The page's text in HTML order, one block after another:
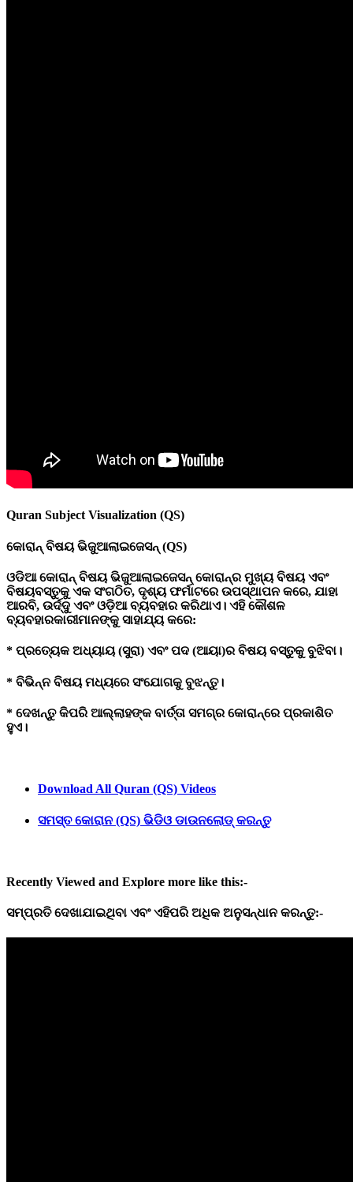
Quran Subject Visualization (QS)
କୋରାନ୍ ବିଷୟଭିଜୁଆଲାଇଜେସନ୍ (QS)
ଓଡିଆ କୋରାନ୍ ବିଷୟ ଭିଜୁଆଲାଇଜେସନ୍ କୋରାନ୍‌ର ମୁଖ୍ୟ ବିଷୟ ଏବଂ
ବିଷୟବସ୍ତୁକୁ ଏକ ସଂଗଠିତ, ଦୃଶ୍ୟ ଫର୍ମାଟରେ ଉପସ୍ଥାପନ କରେ, ଯାହା
ଆରବି, ଉର୍ଦ୍ଦୁ ଏବଂ ଓଡ଼ିଆ ବ୍ୟବହାର କରିଥାଏ। ଏହି କୌଶଳ
ବ୍ୟବହାରକାରୀମାନଙ୍କୁ ସାହାଯ୍ୟ କରେ:
* ପ୍ରତ୍ୟେକ ଅଧ୍ୟାୟ (ସୁରା) ଏବଂ ପଦ (ଆୟା)ର ବିଷୟ ବସ୍ତୁକୁ ବୁଝିବା।
* ବିଭିନ୍ନ ବିଷୟ ମଧ୍ୟରେ ସଂଯୋଗକୁ ବୁଝନ୍ତୁ।
* ଦେଖନ୍ତୁ କିପରି ଆଲ୍ଲାହଙ୍କ ବାର୍ତ୍ତା ସମଗ୍ର କୋରାନ୍‌ରେ ପ୍ରକାଶିତ
ହୁଏ।
Download All Quran (QS) Videos
ସମସ୍ତକୋରାନ (QS) ଭିଡିଓ ଡାଉନଲୋଡ୍ କରନ୍ତୁ
Recently Viewed and Explore more like this:-
ସମ୍ପ୍ରତିଦେଖାଯାଇଥିବା ଏବଂଏହିପରି ଅଧିକ ଅନୁସନ୍ଧାନ କରନ୍ତୁ:-